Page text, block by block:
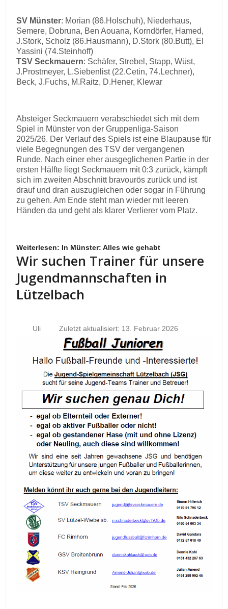
SV Münster: Morian (86.Holschuh), Niederhaus,
Semere, Dobruna, Ben Aouana, Korndörfer, Hamed,
J.Stork, Scholz (86.Hausmann), D.Stork (80.Butt), El
Yassini (74.Steinhoff)
TSV Seckmauern: Schäfer, Strebel, Stapp, Wüst,
J.Prostmeyer, L.Siebenlist (22.Cetin, 74.Lechner),
Beck, J.Fuchs, M.Raitz, D.Hener, Klewar
Absteiger Seckmauern verabschiedet sich mit dem
Spiel in Münster von der Gruppenliga-Saison
2025/26. Der Verlauf des Spiels ist eine Blaupause für
viele Begegnungen des TSV der vergangenen
Runde. Nach einer eher ausgeglichenen Partie in der
ersten Hälfte liegt Seckmauern mit 0:3 zurück, kämpft
sich im zweiten Abschnitt bravourös zurück und ist
drauf und dran auszugleichen oder sogar in Führung
zu gehen. Am Ende steht man wieder mit leeren
Händen da und geht als klarer Verlierer vom Platz.
Weiterlesen: In Münster: Alles wie gehabt
Wir suchen Trainer für unsere
Jugendmannschaften in
Lützelbach
Uli Zuletzt aktualisiert: 13. Februar 2026